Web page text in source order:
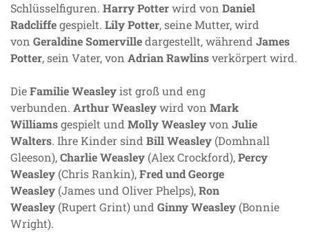
Schlüsselfiguren. Harry Potterwird von Daniel
Radcliffegespielt. Lily Potter, seine Mutter, wird
von Geraldine Somervilledargestellt, während James
Potter, sein Vater, von Adrian Rawlinsverkörpert wird.
DieFamilie Weasleyist groß und eng
verbunden. Arthur Weasleywird von Mark
Williamsgespielt und Molly Weasleyvon Julie
Walters. Ihre Kinder sind Bill Weasley (Domhnall
Gleeson),Charlie Weasley (Alex Crockford),Percy
Weasley (Chris Rankin),Fred und George
Weasley (James und Oliver Phelps),Ron
Weasley (Rupert Grint) und Ginny Weasley (Bonnie
Wright).